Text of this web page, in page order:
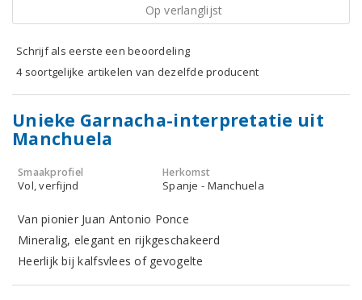
Op verlanglijst
Schrijf als eerste een beoordeling
4 soortgelijke artikelen van dezelfde producent
Unieke Garnacha-interpretatie uit
Manchuela
Smaakprofiel
Vol, verfijnd
Herkomst
Spanje - Manchuela
Van pionier Juan Antonio Ponce
Mineralig, elegant en rijkgeschakeerd
Heerlijk bij kalfsvlees of gevogelte